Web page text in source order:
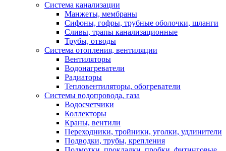
Система канализации
Манжеты, мембраны
Сифоны, гофры, трубные оболочки, шланги
Сливы, трапы канализационные
Трубы, отводы
Система отопления, вентиляции
Вентиляторы
Водонагреватели
Радиаторы
Тепловентиляторы, обогреватели
Системы водопровода, газа
Водосчетчики
Коллекторы
Краны, вентили
Переходники, тройники, уголки, удлинители
Подводки, трубы, крепления